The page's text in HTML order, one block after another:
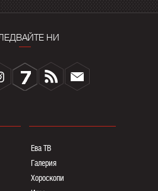
НИ
Ева ТВ
Галерия
Хороскопи